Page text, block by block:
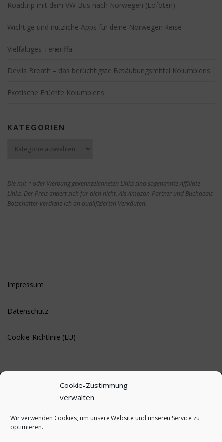
Cookie-Zustimmung
verwalten
Wir verwenden Cookies, um unsere Website und unseren Service zu
optimieren.
Roadtrip mit dem VW Bus nach Norwegen (Lofoten)
Wichtige und nützliche Apps für deine Norwegen Reise
Vielfältiges Teneriffa
Devils Breath – das berüchtigste Betäubungsmittel Kolumbiens
Exotische Früchte Kolumbiens
KATEGORIEN
Die mit * oder Werbung gekennzeichneten Links sind sogenannte Affiliate
Links. Der Preis ändert sich für dich nicht. Als Amazon-Partner und Buchdeals
Botschafter verdiene ich an qualifizierten Verkäufen.
Impressum
Datenschutz
Cookie-Richtlinie (EU)